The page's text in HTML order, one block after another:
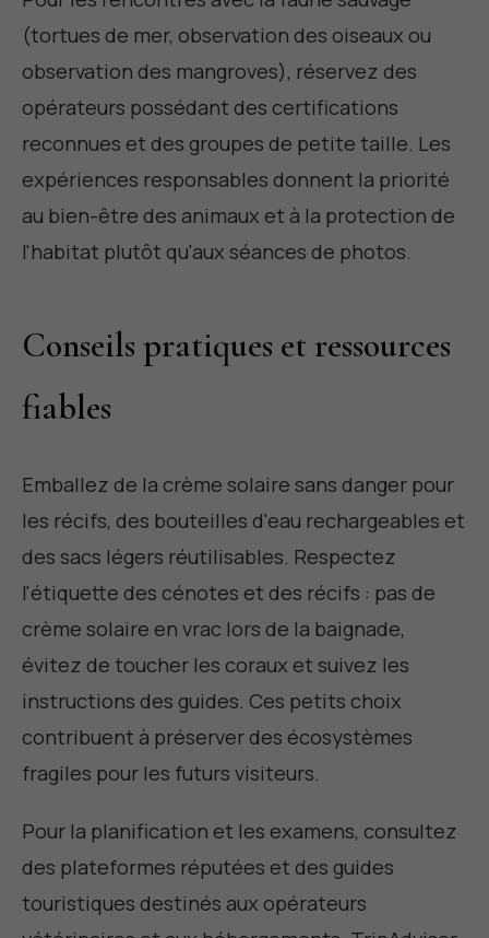
(tortues de mer, observation des oiseaux ou
observation des mangroves), réservez des
opérateurs possédant des certifications
reconnues et des groupes de petite taille. Les
expériences responsables donnent la priorité
au bien-être des animaux et à la protection de
l'habitat plutôt qu'aux séances de photos.
Conseils pratiques et ressources
fiables
Emballez de la crème solaire sans danger pour
les récifs, des bouteilles d'eau rechargeables et
des sacs légers réutilisables. Respectez
l'étiquette des cénotes et des récifs : pas de
crème solaire en vrac lors de la baignade,
évitez de toucher les coraux et suivez les
instructions des guides. Ces petits choix
contribuent à préserver des écosystèmes
fragiles pour les futurs visiteurs.
Pour la planification et les examens, consultez
des plateformes réputées et des guides
touristiques destinés aux opérateurs